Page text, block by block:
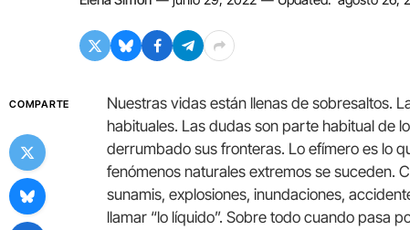
COMPARTE
Nuestras vidas están llenas de sobresaltos.
habituales. Las dudas son parte habitual de
derrumbado sus fronteras. Lo efímero es lo
fenómenos naturales extremos se suceden.
sunamis, explosiones, inundaciones,
llamar “lo líquido”. Sobre todo cuando pasa